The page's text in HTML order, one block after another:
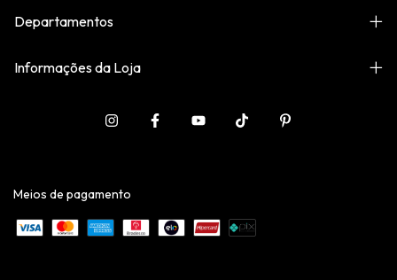
Departamentos
Informações da Loja
Meios de pagamento